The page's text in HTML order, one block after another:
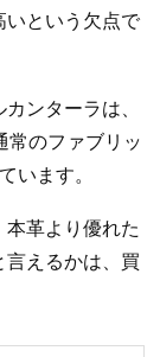
いという欠点で
ンターラは、
常のファブリッ
います。
革より優れた
言えるかは、買